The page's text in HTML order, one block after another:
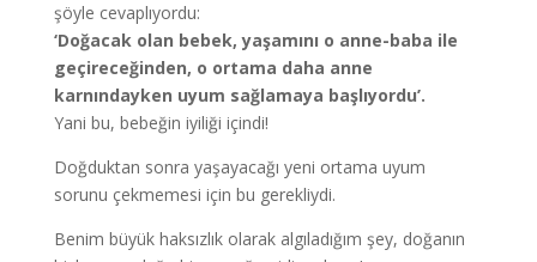
şöyle cevaplıyordu:
‘Doğacak olan bebek, yaşamını o anne-baba ile
geçireceğinden, o ortama daha anne
karnındayken uyum sağlamaya başlıyordu’.
Yani bu, bebeğin iyiliği içindi!
Doğduktan sonra yaşayacağı yeni ortama uyum
sorunu çekmemesi için bu gerekliydi.
Benim büyük haksızlık olarak algıladığım şey, doğanın